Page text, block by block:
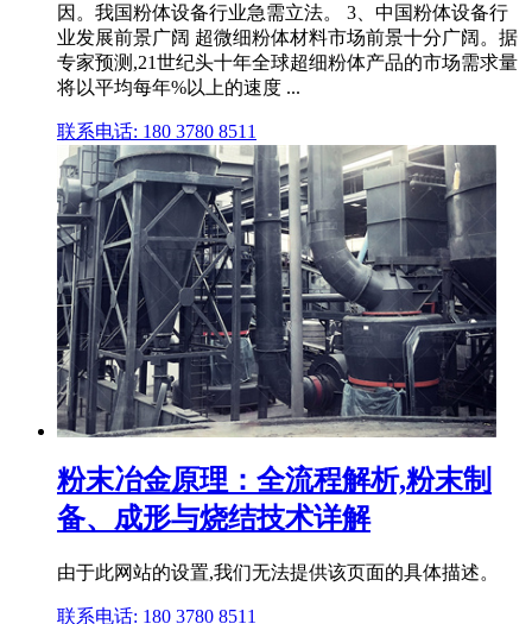
因。我国粉体设备行业急需立法。 3、中国粉体设备行
业发展前景广阔 超微细粉体材料市场前景十分广阔。据
专家预测,21世纪头十年全球超细粉体产品的市场需求量
将以平均每年%以上的速度 ...
联系电话: 180 3780 8511
粉末冶金原理：全流程解析,粉末制
备、成形与烧结技术详解
由于此网站的设置,我们无法提供该页面的具体描述。
联系电话: 180 3780 8511